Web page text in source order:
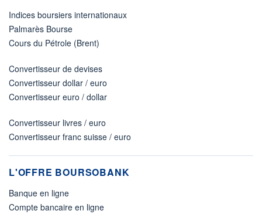
Indices boursiers internationaux
Palmarès Bourse
Cours du Pétrole (Brent)
Convertisseur de devises
Convertisseur dollar / euro
Convertisseur euro / dollar
Convertisseur livres / euro
Convertisseur franc suisse / euro
L'OFFRE BOURSOBANK
Banque en ligne
Compte bancaire en ligne